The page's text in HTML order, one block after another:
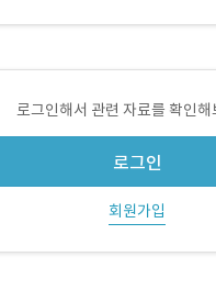
로그인해서 관련 자료를 확인해
로그인
회원가입